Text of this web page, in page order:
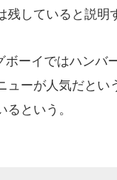
残していると説明
ーイではハンバ
ューが人気だと
るという。